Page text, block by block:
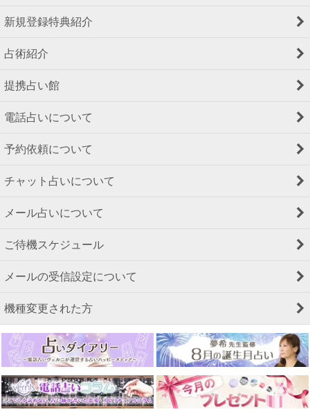
新規登録特典紹介
占術紹介
提携占い館
電話占いについて
予約依頼について
チャット占いについて
メール占いについて
ご待機スケジュール
メールの受信設定について
機種変更された方